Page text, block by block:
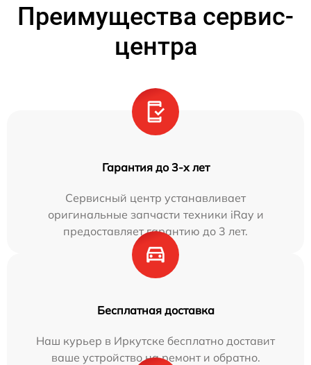
Преимущества сервис-
центра
Гарантия до 3-х лет
Сервисный центр устанавливает
оригинальные запчасти техники iRay и
предоставляет гарантию до 3 лет.
Бесплатная доставка
Наш курьер в Иркутске бесплатно доставит
ваше устройство на ремонт и обратно.